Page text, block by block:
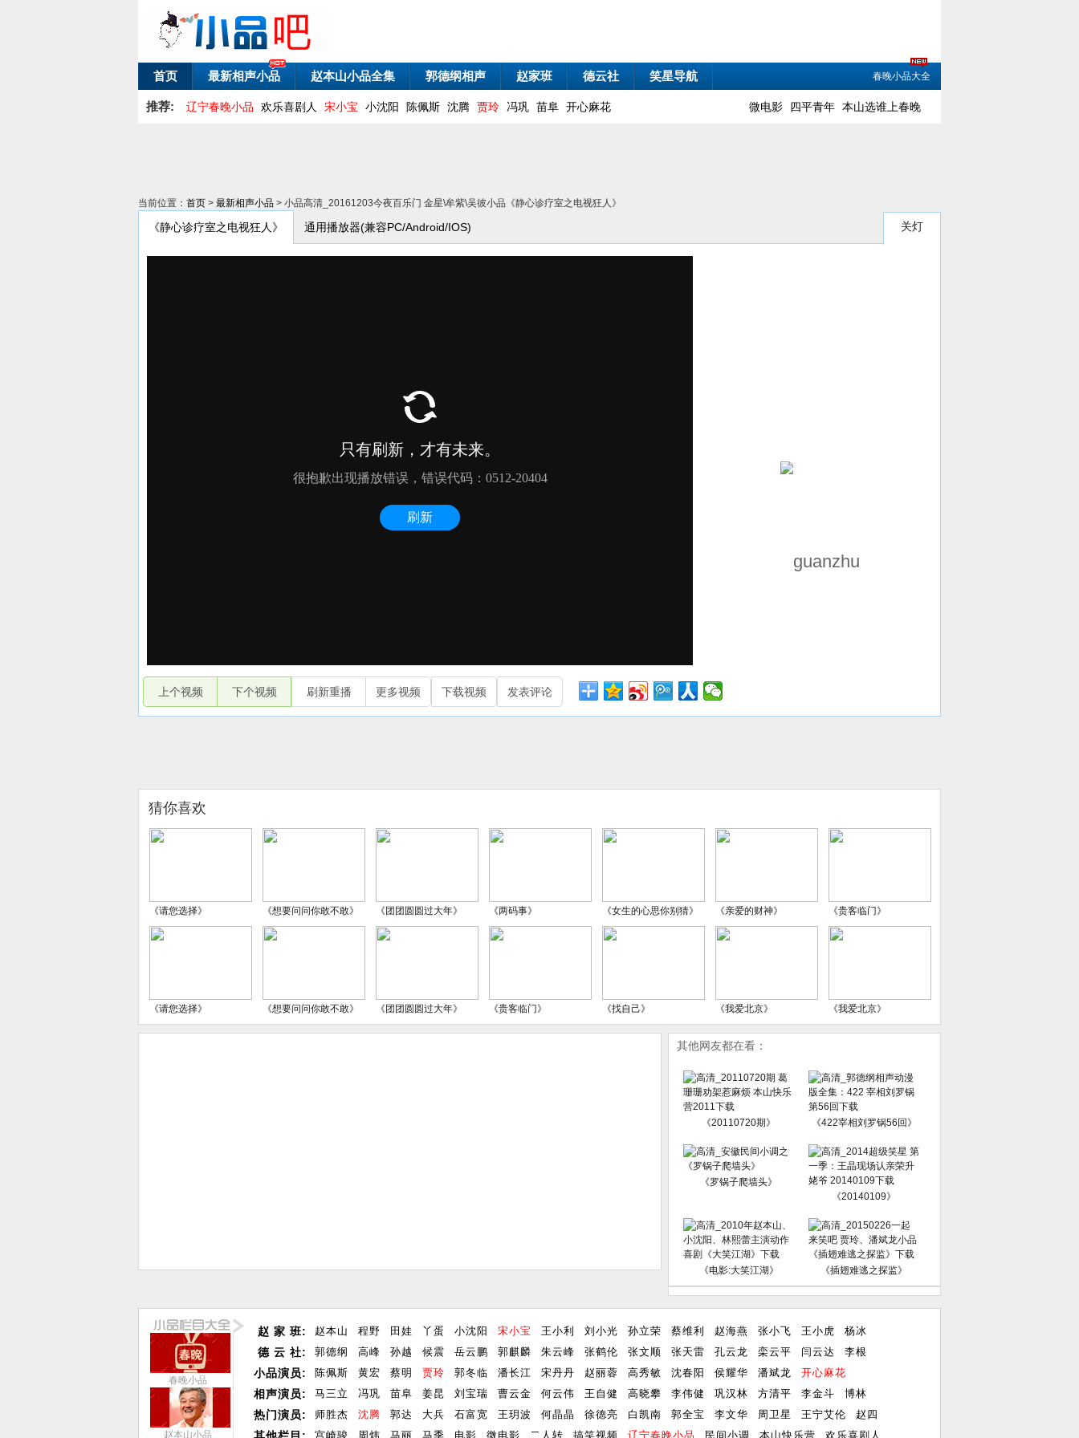
首页 最新相声小品 赵本山小品全集 郭德纲相声 赵家班 德云社 笑星导航 春晚小品大全
推荐: 辽宁春晚小品 欢乐喜剧人 宋小宝 小沈阳 陈佩斯 沈腾 贾玲 冯巩 苗阜 开心麻花 微电影 四平青年 本山选谁上春晚
当前位置： 首页 > 最新相声小品 > 小品高清_20161203今夜百乐门 金星\牟紫\吴彼小品《静心诊疗室之电视狂人》
《静心诊疗室之电视狂人》 通用播放器(兼容PC/Android/IOS) 关灯
上个视频 下个视频 刷新重播 更多视频 下载视频 发表评论
猜你喜欢
《请您选择》 《想要问问你敢不敢》 《团团圆圆过大年》 《两码事》 《女生的心思你别猜》 《亲爱的财神》 《贵客临门》
《请您选择》 《想要问问你敢不敢》 《团团圆圆过大年》 《贵客临门》 《找自己》 《我爱北京》 《我爱北京》
其他网友都在看：
《20110720期》 《422宰相刘罗锅56回》
《罗锅子爬墙头》
《20140109》
《电影:大笑江湖》 《插翅难逃之探监》
春晚小品
赵本山小品
赵 家 班:
德 云 社:
小品演员:
相声演员:
热门演员:
赵本山 程野 田娃 丫蛋 小沈阳 宋小宝 王小利 刘小光 孙立荣 蔡维利 赵海燕 张小飞 王小虎
杨冰
郭德纲
高峰 孙越 候震 岳云鹏 郭麒麟 朱云峰 张鹤伦 张文顺 张天雷 孔云龙 栾云平 闫云达
李根
陈佩斯
黄宏 蔡明 贾玲 郭冬临 潘长江 宋丹丹 赵丽蓉 高秀敏 沈春阳 侯耀华 潘斌龙
开心麻花
马三立
冯巩 苗阜 姜昆 刘宝瑞 曹云金 何云伟 王自健 高晓攀 李伟健 巩汉林 方清平 李金斗
博林
师胜杰
沈腾 郭达 大兵 石富宽 王玥波 何晶晶 徐德亮 白凯南 郭全宝 李文华 周卫星 王宁艾伦
赵四
宫崎骏
周炜 马丽 马季 电影 微电影 二人转 搞笑视频 辽宁春晚小品 民间小调 本山快乐营 欢乐喜剧人